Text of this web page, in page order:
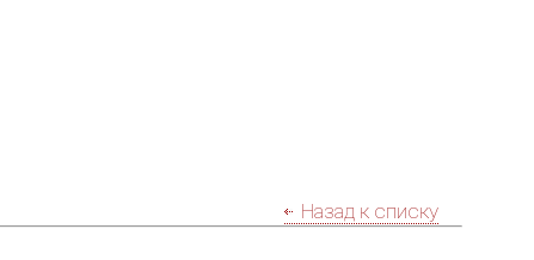
Назад к списку